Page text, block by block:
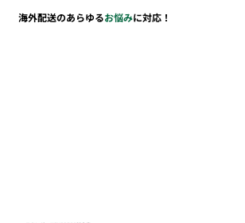
海外配送のあらゆるお悩みに対応！